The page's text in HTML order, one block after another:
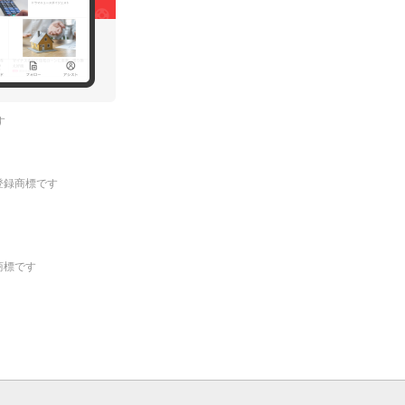
商標です
です